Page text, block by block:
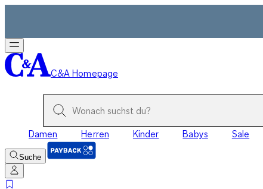
C&A Homepage
Damen Herren Kinder Babys Sale
Suche